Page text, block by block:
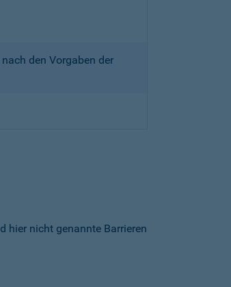
den Vorgaben der
hier nicht genannte Barrieren